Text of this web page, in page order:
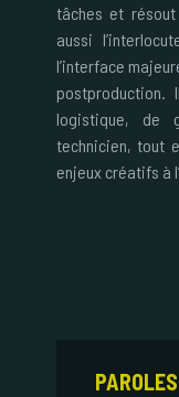
tâches et
aussi
l’interface
postproduction.
logistique, de
technicien, tout
enjeux créatifs à